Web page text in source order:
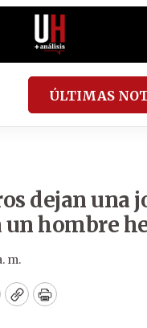
ÚLTIMAS
dejan una
un hombre
m.
CopyPrint